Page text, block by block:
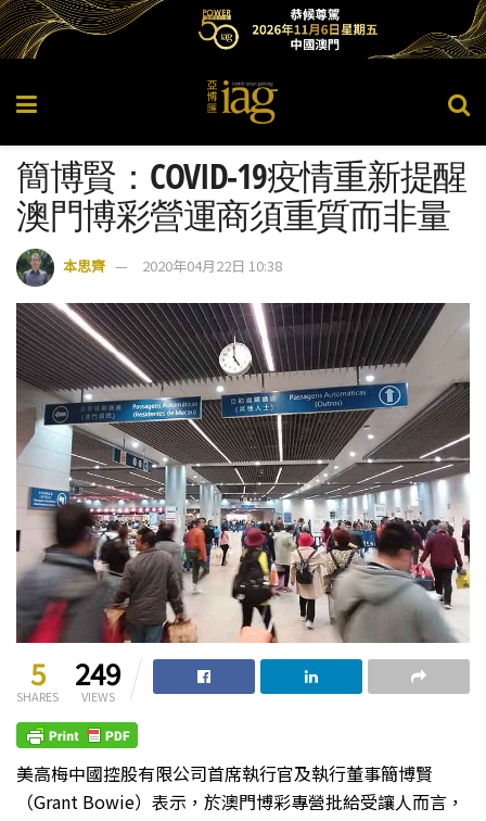
簡博賢：COVID-19疫情重新提醒
澳門博彩營運商須重質而非量
本思齊 2020年04月22日 10:38
5
SHARES
249
VIEWS
美高梅中國控股有限公司首席執行官及執行董事簡博賢
（Grant Bowie）表示，於澳門博彩專營批給受讓人而言，